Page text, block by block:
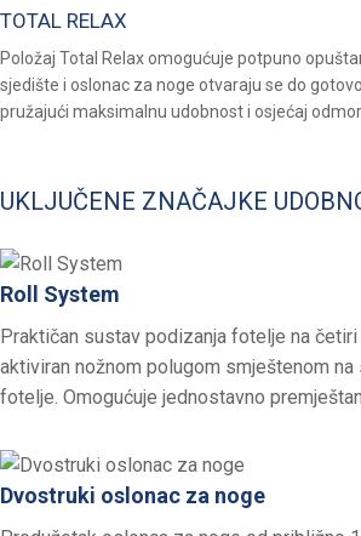
TOTAL RELAX
Položaj Total Relax omogućuje potpuno
sjedište i oslonac za noge otvaraju se do
pružajući maksimalnu udobnost i osjećaj
UKLJUČENE ZNAČAJKE
Roll System
Praktičan sustav podizanja fotelje na
aktiviran nožnom polugom smještenom na
fotelje. Omogućuje jednostavno
Dvostruki oslonac za noge